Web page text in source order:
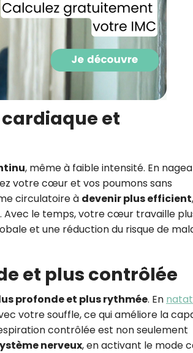
et
, même à faible intensité. En
votre cœur et vos poumons sans
circulatoire à devenir plus efficient
Avec le temps, votre cœur travaille
et une réduction du risque de
et plus contrôlée
profonde et plus rythmée. En
votre souffle, ce qui améliore la
contrôlée est non seulement
nerveux, en activant le mode